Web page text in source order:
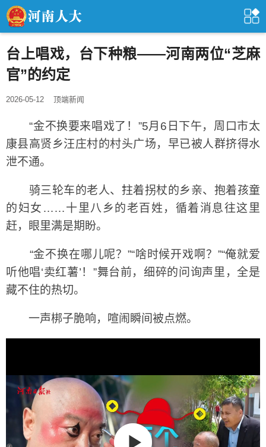
台上唱戏，台下种粮——河南两位“芝麻
官”的约定
2026-05-12 顶端新闻
“金不换要来唱戏了！”5月6日下午，周口市太
康县高贤乡汪庄村的村头广场，早已被人群挤得水
泄不通。
骑三轮车的老人、拄着拐杖的乡亲、抱着孩童
的妇女……十里八乡的老百姓，循着消息往这里
赶，眼里满是期盼。
“金不换在哪儿呢？”“啥时候开戏啊？”“俺就爱
听他唱‘卖红薯’！”舞台前，细碎的问询声里，全是
藏不住的热切。
一声梆子脆响，喧闹瞬间被点燃。